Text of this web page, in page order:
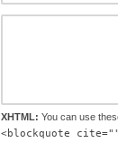
XHTML: You can use
<blockquote